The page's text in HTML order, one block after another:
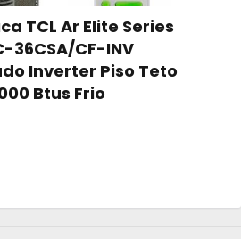
TCL Ar Elite Series
36CSA/CF-INV
Inverter Piso Teto
Btus Frio